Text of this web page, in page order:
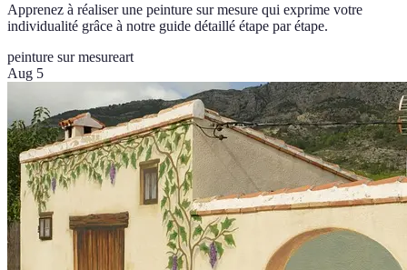
Apprenez à réaliser une peinture sur mesure qui exprime votre
individualité grâce à notre guide détaillé étape par étape.
peinture sur mesureart
Aug 5